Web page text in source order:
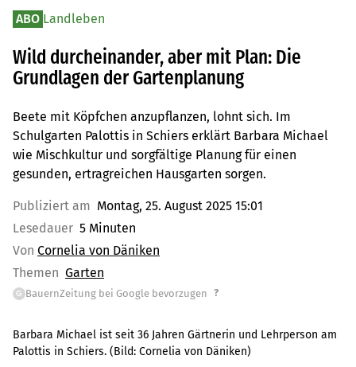
ABO Landleben
Wild durcheinander, aber mit Plan: Die
Grundlagen der Gartenplanung
Beete mit Köpfchen anzupflanzen, lohnt sich. Im
Schulgarten Palottis in Schiers erklärt Barbara Michael
wie Mischkultur und sorgfältige Planung für einen
gesunden, ertragreichen Hausgarten sorgen.
Publiziert am Montag, 25. August 2025 15:01
Lesedauer 5 Minuten
Von Cornelia von Däniken
Themen Garten
G BauernZeitung bei Google bevorzugen ?
Barbara Michael ist seit 36 Jahren Gärtnerin und Lehrperson am
Palottis in Schiers. (Bild: Cornelia von Däniken)